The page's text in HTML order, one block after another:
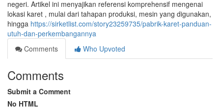
negeri. Artikel ini menyajikan referensi komprehensif mengenai
lokasi karet , mulai dari tahapan produksi, mesin yang digunakan,
hingga https://sirketlist.com/story23259735/pabrik-karet-panduan-
utuh-dan-perkembangannya
Comments
Who Upvoted
Comments
Submit a Comment
No HTML